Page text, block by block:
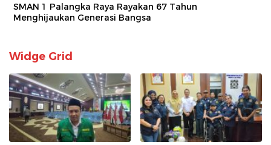
SMAN 1 Palangka Raya Rayakan 67 Tahun
Menghijaukan Generasi Bangsa
Widge Grid